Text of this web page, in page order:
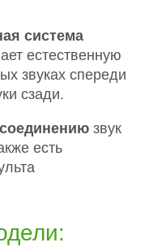
система
естественную
звуках спереди
сзади.
звук
есть